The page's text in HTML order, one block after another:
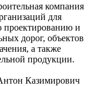
компания
для
проектированию и
дорог, объектов
а также
продукции.
Казимирович